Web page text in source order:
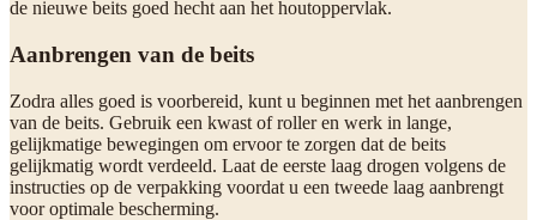
de nieuwe beits goed hecht aan het houtoppervlak.
Aanbrengen van de beits
Zodra alles goed is voorbereid, kunt u beginnen met het aanbrengen
van de beits. Gebruik een kwast of roller en werk in lange,
gelijkmatige bewegingen om ervoor te zorgen dat de beits
gelijkmatig wordt verdeeld. Laat de eerste laag drogen volgens de
instructies op de verpakking voordat u een tweede laag aanbrengt
voor optimale bescherming.